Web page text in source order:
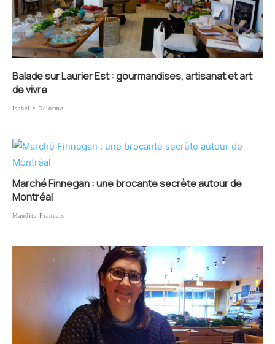
Balade sur Laurier Est : gourmandises, artisanat et art
de vivre
Isabelle Delorme
Marché Finnegan : une brocante secrète autour de
Montréal
Maudits Francais